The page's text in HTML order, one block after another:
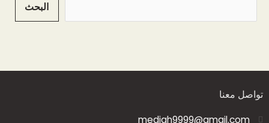
البحث
تواصل معنا
mediah9999@gmail.com